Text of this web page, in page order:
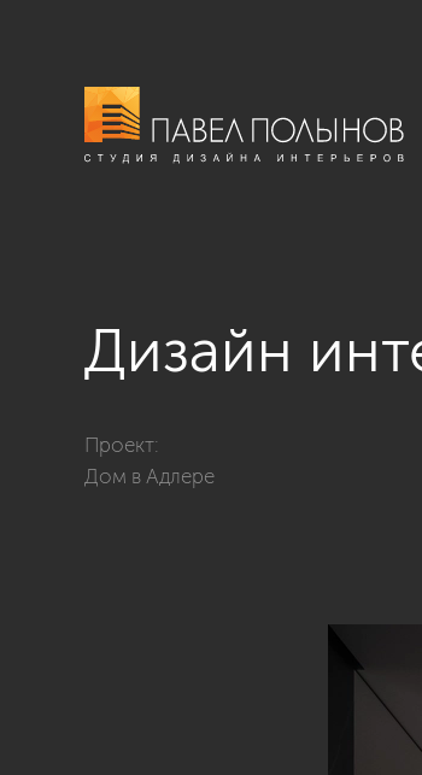
Дизайн
Проект:
Дом в Адлере